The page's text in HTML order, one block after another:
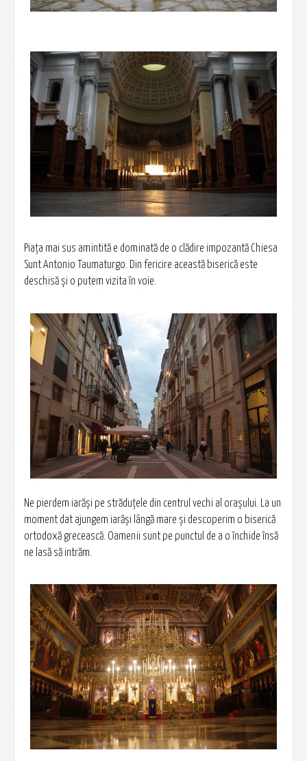
Piaţa mai sus amintită e dominată de o clădire impozantă Chiesa
Sunt Antonio Taumaturgo. Din fericire această biserică este
deschisă şi o putem vizita în voie.
Ne pierdem iarăşi pe străduţele din centrul vechi al oraşului. La un
moment dat ajungem iarăşi lângă mare şi descoperim o biserică
ortodoxă grecească. Oamenii sunt pe punctul de a o închide însă
ne lasă să intrăm.